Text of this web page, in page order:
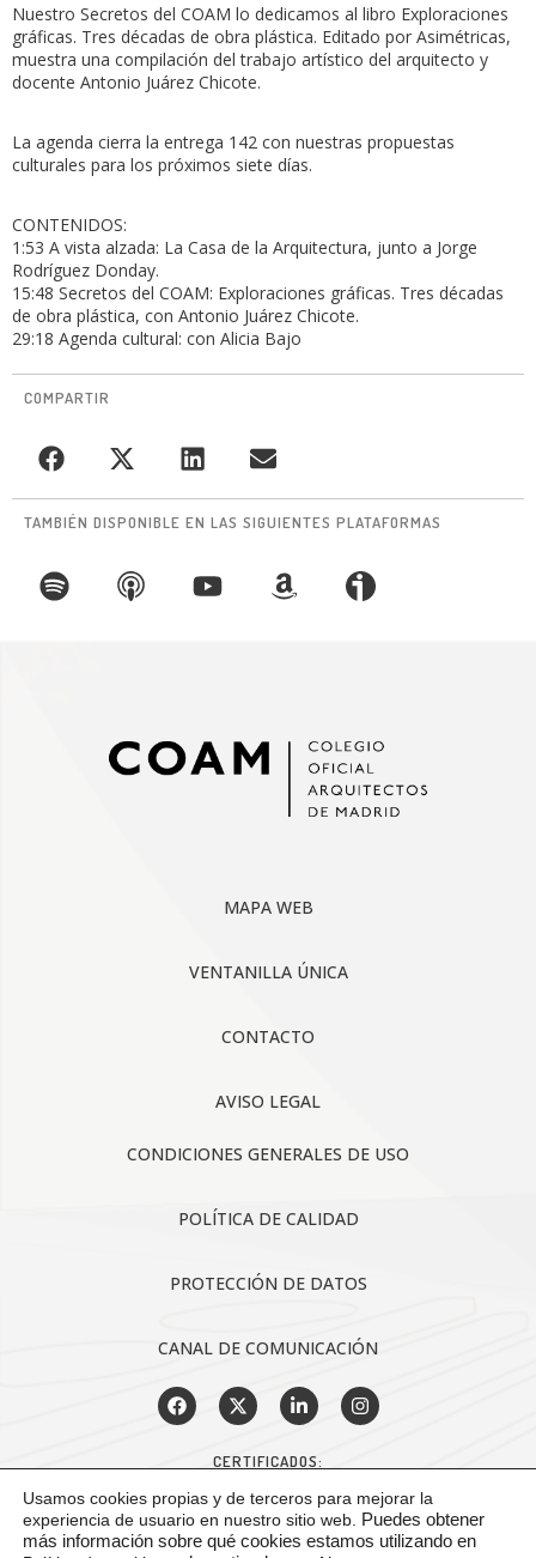
Nuestro Secretos del COAM lo dedicamos al libro Exploraciones
gráficas. Tres décadas de obra plástica. Editado por Asimétricas,
muestra una compilación del trabajo artístico del arquitecto y
docente Antonio Juárez Chicote.
La agenda cierra la entrega 142 con nuestras propuestas
culturales para los próximos siete días.
CONTENIDOS:
1:53 A vista alzada: La Casa de la Arquitectura, junto a Jorge
Rodríguez Donday.
15:48 Secretos del COAM: Exploraciones gráficas. Tres décadas
de obra plástica, con Antonio Juárez Chicote.
29:18 Agenda cultural: con Alicia Bajo
COMPARTIR
TAMBIÉN DISPONIBLE EN LAS SIGUIENTES PLATAFORMAS
MAPA WEB
VENTANILLA ÚNICA
CONTACTO
AVISO LEGAL
CONDICIONES GENERALES DE USO
POLÍTICA DE CALIDAD
PROTECCIÓN DE DATOS
CANAL DE COMUNICACIÓN
CERTIFICADOS:
Usamos cookies propias y de terceros para mejorar la
experiencia de usuario en nuestro sitio web.
Puedes obtener
más información sobre qué cookies estamos utilizando en